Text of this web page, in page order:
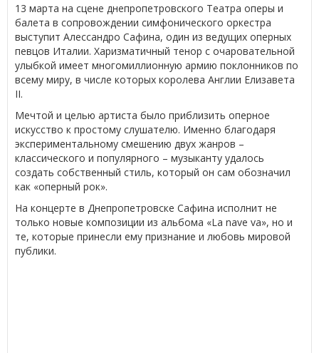
13 марта на сцене днепропетровского Театра оперы и
балета в сопровождении симфонического оркестра
выступит Алессандро Сафина, один из ведущих оперных
певцов Италии. Харизматичный тенор с очаровательной
улыбкой имеет многомиллионную армию поклонников по
всему миру, в числе которых королева Англии Елизавета
II.
Мечтой и целью артиста было приблизить оперное
искусство к простому слушателю. Именно благодаря
экспериментальному смешению двух жанров –
классического и популярного – музыканту удалось
создать собственный стиль, который он сам обозначил
как «оперный рок».
На концерте в Днепропетровске Сафина исполнит не
только новые композиции из альбома «La nave va», но и
те, которые принесли ему признание и любовь мировой
публики.